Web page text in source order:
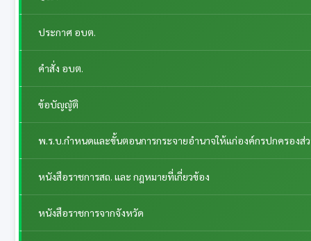
ประกาศ อบต.
คำสั่ง อบต.
ข้อบัญญัติ
พ.ร.บ.กำหนดและขั้นตอนการกระจายอำนาจให้แก่องค์กรปกครอง
หนังสือราชการสถ. และ กฎหมายที่เกี่ยวข้อง
หนังสือราชการจากจังหวัด